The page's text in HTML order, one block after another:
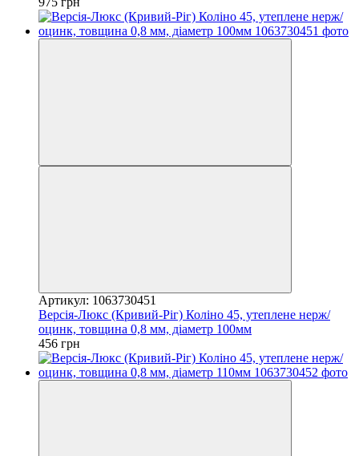
Артикул: 1063730451
Версія-Люкс (Кривий-Ріг) Коліно 45, утеплене нерж/
оцинк, товщина 0,8 мм, діаметр 100мм
456 грн